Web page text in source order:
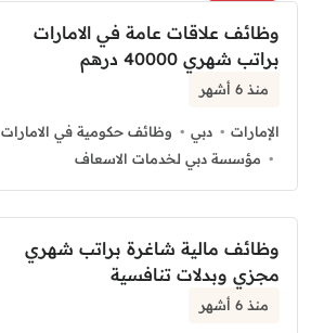
وظائف علاقات عامة في الامارات
براتب شهري 40000 درهم
منذ 6 أشهر
الإمارات دبي
وظائف حكومية في الامارات
مؤسسة دبي لخدمات الاسعاف
وظائف مالية شاغرة براتب شهري
مجزي وبدلات تنافسية
منذ 6 أشهر